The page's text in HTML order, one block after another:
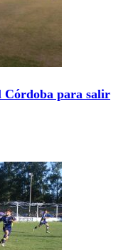
para salir